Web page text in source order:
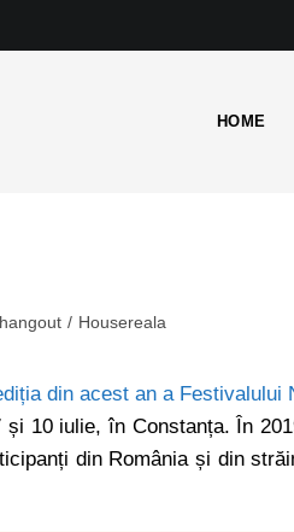
HOME
hangout / Housereala
din acest an a Festivalului
10 iulie, în Constanța. În
din România și din